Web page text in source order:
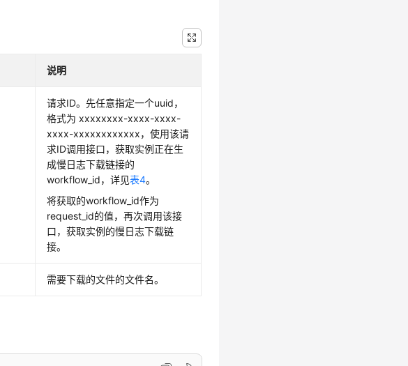
说明
请求ID。先任意指定一个uuid，
格式为 xxxxxxxx-xxxx-xxxx-
xxxx-xxxxxxxxxxxx，使用该请
求ID调用接口，获取实例正在生
成慢日志下载链接的
workflow_id，详见表4。
将获取的workflow_id作为
request_id的值，再次调用该接
口，获取实例的慢日志下载链
接。
需要下载的文件的文件名。